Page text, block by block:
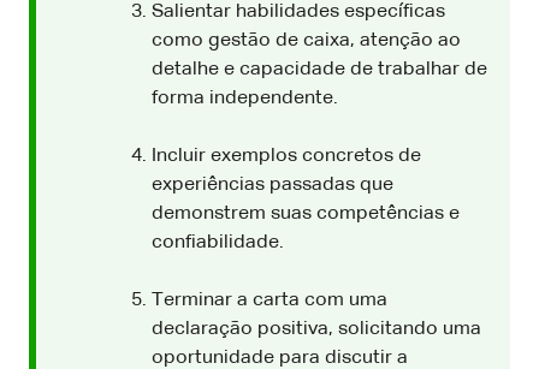
Salientar habilidades específicas
como gestão de caixa, atenção ao
detalhe e capacidade de trabalhar de
forma independente.
Incluir exemplos concretos de
experiências passadas que
demonstrem suas competências e
confiabilidade.
Terminar a carta com uma
declaração positiva, solicitando uma
oportunidade para discutir a